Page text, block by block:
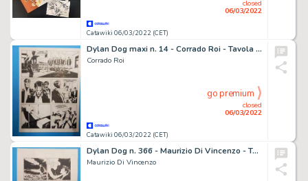
Catawiki 06/03/2022 (CET)
closed
06/03/2022
Dylan Dog maxi n. 14 - Corrado Roi - Tavola Originale "Paranoia" - Page volante - Exemplaire unique - (2001)
Corrado Roi
Catawiki 06/03/2022 (CET)
closed
06/03/2022
go premium
Dylan Dog n. 366 - Maurizio Di Vincenzo - Tavola Originale "Il giorno della famiglia" - Page volante - Exemplaire unique - (2017)
Maurizio Di Vincenzo